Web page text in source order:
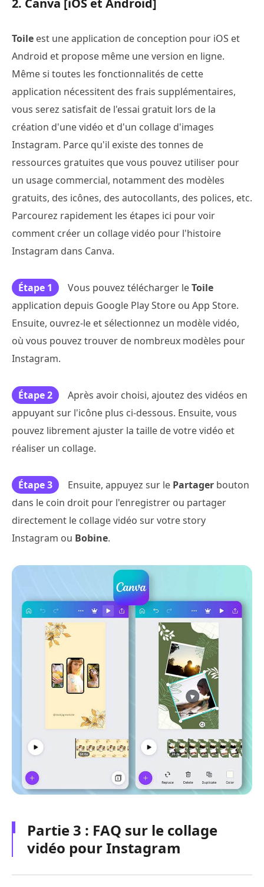
Toile est une application de conception pour iOS et
Android et propose même une version en ligne.
Même si toutes les fonctionnalités de cette
application nécessitent des frais supplémentaires,
vous serez satisfait de l'essai gratuit lors de la
création d'une vidéo et d'un collage d'images
Instagram. Parce qu'il existe des tonnes de
ressources gratuites que vous pouvez utiliser pour
un usage commercial, notamment des modèles
gratuits, des icônes, des autocollants, des polices, etc.
Parcourez rapidement les étapes ici pour voir
comment créer un collage vidéo pour l'histoire
Instagram dans Canva.
Étape 1 Vous pouvez télécharger leToile
application depuis Google Play Store ou App Store.
Ensuite, ouvrez-le et sélectionnez un modèle vidéo,
où vous pouvez trouver de nombreux modèles pour
Instagram.
Étape 2
Après avoir choisi, ajoutez des vidéos en
appuyant sur l'icône plus ci-dessous. Ensuite, vous
pouvez librement ajuster la taille de votre vidéo et
réaliser un collage.
Étape 3 Ensuite, appuyez sur le Partager bouton
dans le coin droit pour l'enregistrer ou partager
directement le collage vidéo sur votre story
Instagram ou Bobine.
Partie 3 : FAQ sur le collage
vidéo pour Instagram